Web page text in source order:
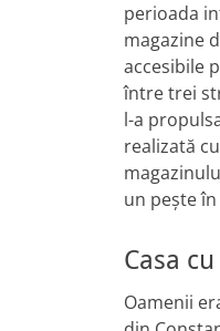
perioada
magazine
accesibile
între trei
l-a
realizată
un pește
Casa
Oamenii